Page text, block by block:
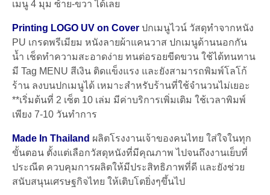
เมนู 4 มุม ซ้าย-ขวา ได้เลย
Printing LOGO UV on Cover ปกเมนูไวน์ วัสดุทำจากหนัง
PU เกรดพรีเมียม หนังลายผ้าแคนวาส ปกเมนูด้านนอกกัน
น้ำ เช็ดทำความสะอาดง่าย ทนต่อรอยขีดขวน ใช้ได้ทนทาน
มี Tag MENU สีเงิน ติดแข็งแรง และยังสามารถพิมพ์โลโก้
ร้าน ลงบนปกเมนูได้ เหมาะสำหรับร้านที่ใช้จำนวนไม่เยอะ
**เริ่มต้นที่ 2 เซ็ต 10 เล่ม มีค่าบริการเพิ่มเติม ใช้เวลาพิมพ์
เพียง 7-10 วันทำการ
Made In Thailand ผลิตโรงงานเจ้าของคนไทย ใส่ใจในทุก
ขั้นตอน ตั้งแต่เลือกวัสดุหนังที่มีคุณภาพ ไปจนถึงงานเย็บที่
ประณีต ควบคุมการผลิตให้มีประสิทธิภาพที่ดี และยังช่วย
สนับสนุนเศรษฐกิจไทย ให้เติบโตยิ่งๆขึ้นไป